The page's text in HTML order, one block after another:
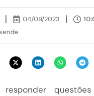
04/09/2023
responder